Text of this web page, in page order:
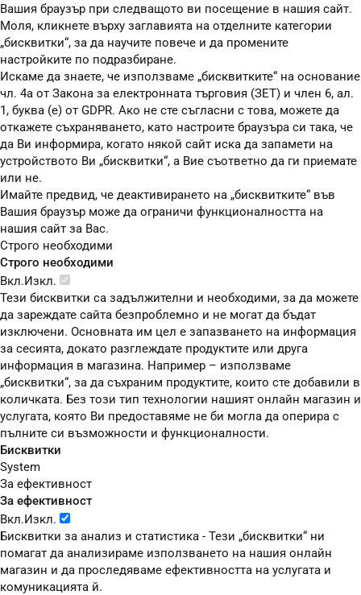
Вашия браузър при следващото ви посещение в нашия сайт.
Моля, кликнете върху заглавията на отделните категории
„бисквитки“, за да научите повече и да промените
настройките по подразбиране.
Искаме да знаете, че използваме „бисквитките“ на основание
чл. 4а от Закона за електронната търговия (ЗЕТ) и член 6, ал.
1, буква (е) от GDPR. Ако не сте съгласни с това, можете да
откажете съхраняването, като настроите браузъра си така, че
да Ви информира, когато някой сайт иска да запамети на
устройството Ви „бисквитки“, а Вие съответно да ги приемате
или не.
Имайте предвид, че деактивирането на „бисквитките“ във
Вашия браузър може да ограничи функционалността на
нашия сайт за Вас.
Строго необходими
Строго необходими
Вкл.Изкл.
Тези бисквитки са задължителни и необходими, за да можете
да зареждате сайта безпроблемно и не могат да бъдат
изключени. Основната им цел е запазването на информация
за сесията, докато разглеждате продуктите или друга
информация в магазина. Например – използваме
„бисквитки“, за да съхраним продуктите, които сте добавили в
количката. Без този тип технологии нашият онлайн магазин и
услугата, която Ви предоставяме не би могла да оперира с
пълните си възможности и функционалности.
Бисквитки
System
За ефективност
За ефективност
Вкл.Изкл.
Бисквитки за анализ и статистика - Тези „бисквитки“ ни
помагат да анализираме използването на нашия онлайн
магазин и да проследяваме ефективността на услугата и
комуникацията й.